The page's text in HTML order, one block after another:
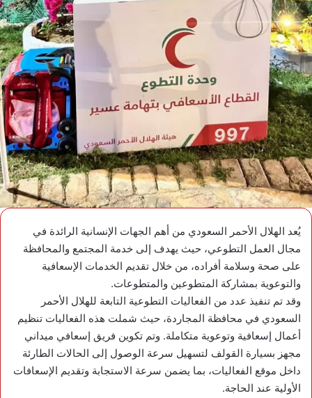
يُعد الهلال الأحمر السعودي من أهم الجهات الإنسانية الرائدة في
مجال العمل التطوعي، حيث يهدف إلى خدمة المجتمع والمحافظة
على صحة وسلامة أفراده، من خلال تقديم الخدمات الإسعافية
والتوعوية بمشاركة المتطوعين والمتطوعات.
وقد تم تنفيذ عدد من الفعاليات التطوعية التابعة للهلال الأحمر
السعودي في محافظة المجاردة، حيث شملت هذه الفعاليات تنظيم
أعمال إسعافية وتوعوية متكاملة. وتم تكوين فريق إسعافي ميداني
مجهز بسيارة القولف لتسهيل سرعة الوصول إلى الحالات الطارئة
داخل موقع الفعاليات، بما يضمن سرعة الاستجابة وتقديم الإسعافات
الأولية عند الحاجة.